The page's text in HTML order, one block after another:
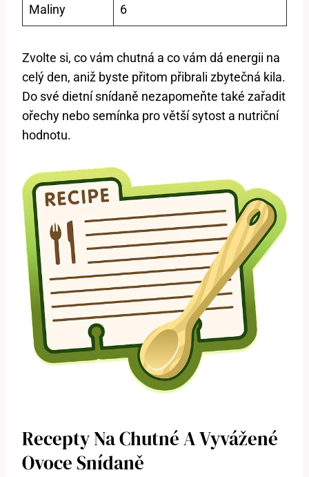
Maliny 6
Zvolte si, co vám chutná a co vám dá energii na
celý den, aniž byste přitom přibrali zbytečná kila.
Do své dietní snídaně nezapomeňte také zařadit
ořechy nebo semínka pro větší sytost a nutriční
hodnotu.
Recepty Na Chutné A Vyvážené
Ovoce Snídaně